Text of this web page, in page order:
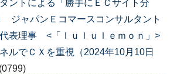
ントによる「勝手にＥＣサイト分
ジャパンＥコマースコンサルタント
表理事 <「ｌｕｌｕｌｅｍｏｎ」>
ルでＣＸを重視（2024年10月10日
(0799)